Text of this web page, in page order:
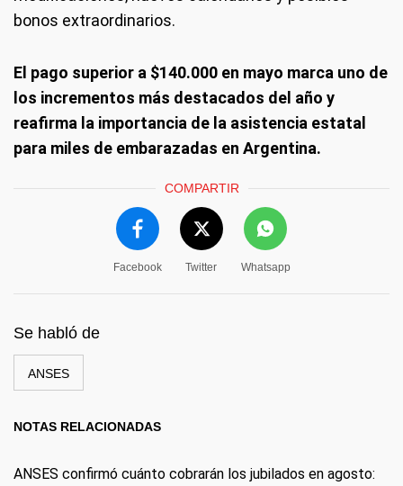
bonos extraordinarios.
El pago superior a $140.000 en mayo marca uno de
los incrementos más destacados del año y
reafirma la importancia de la asistencia estatal
para miles de embarazadas en Argentina.
COMPARTIR
Facebook Twitter Whatsapp
Se habló de
ANSES
NOTAS RELACIONADAS
ANSES confirmó cuánto cobrarán los jubilados en agosto: